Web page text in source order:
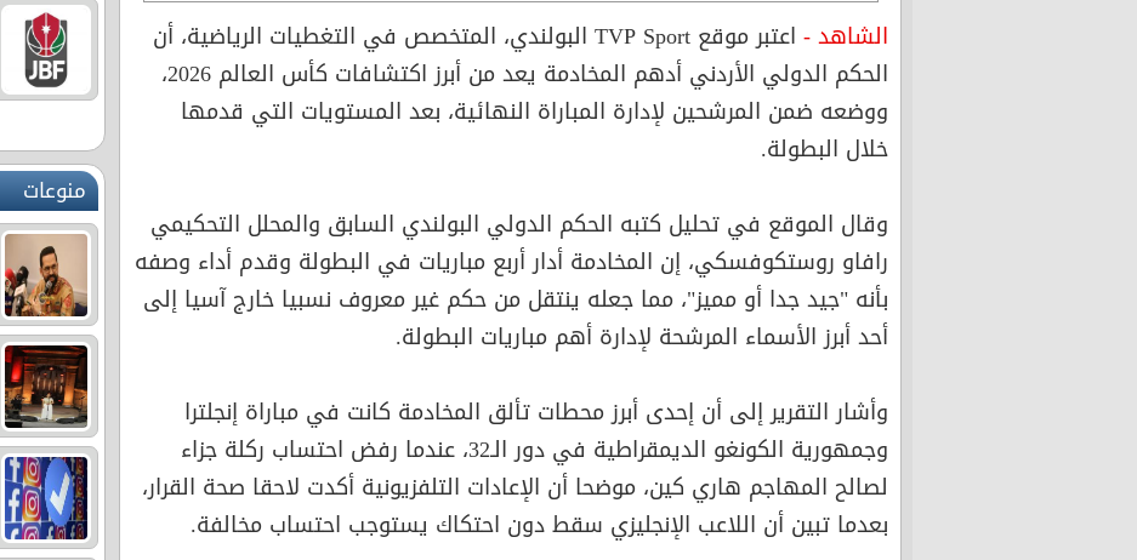
الشاهد -
اعتبر موقع TVP Sport البولندي، المتخصص في التغطيات الرياضية، أن
الحكم الدولي الأردني أدهم المخادمة يعد من أبرز اكتشافات كأس العالم 2026،
ووضعه ضمن المرشحين لإدارة المباراة النهائية، بعد المستويات التي قدمها
خلال البطولة.
وقال الموقع في تحليل كتبه الحكم الدولي البولندي السابق والمحلل التحكيمي
رافاو روستكوفسكي، إن المخادمة أدار أربع مباريات في البطولة وقدم أداء وصفه
بأنه "جيد جدا أو مميز"، مما جعله ينتقل من حكم غير معروف نسبيا خارج آسيا إلى
أحد أبرز الأسماء المرشحة لإدارة أهم مباريات البطولة.
وأشار التقرير إلى أن إحدى أبرز محطات تألق المخادمة كانت في مباراة إنجلترا
وجمهورية الكونغو الديمقراطية في دور الـ32، عندما رفض احتساب ركلة جزاء
لصالح المهاجم هاري كين، موضحا أن الإعادات التلفزيونية أكدت لاحقا صحة القرار،
بعدما تبين أن اللاعب الإنجليزي سقط دون احتكاك يستوجب احتساب مخالفة.
منوعات